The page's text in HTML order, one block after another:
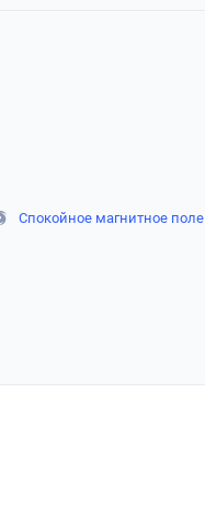
Спокойное магнитное поле